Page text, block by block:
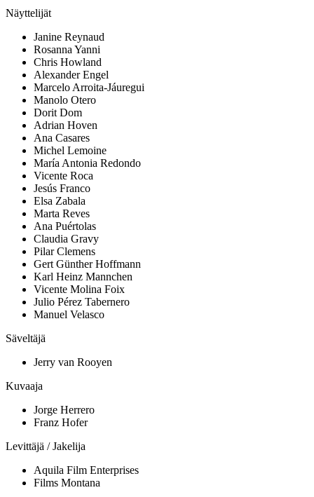
Näyttelijät
Janine Reynaud
Rosanna Yanni
Chris Howland
Alexander Engel
Marcelo Arroita-Jáuregui
Manolo Otero
Dorit Dom
Adrian Hoven
Ana Casares
Michel Lemoine
María Antonia Redondo
Vicente Roca
Jesús Franco
Elsa Zabala
Marta Reves
Ana Puértolas
Claudia Gravy
Pilar Clemens
Gert Günther Hoffmann
Karl Heinz Mannchen
Vicente Molina Foix
Julio Pérez Tabernero
Manuel Velasco
Säveltäjä
Jerry van Rooyen
Kuvaaja
Jorge Herrero
Franz Hofer
Levittäjä / Jakelija
Aquila Film Enterprises
Films Montana